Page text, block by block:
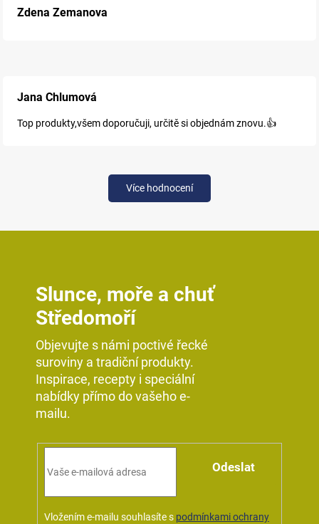
Zdena Zemanova
Jana Chlumová
Top produkty,všem doporučuji, určitě si objednám znovu.👍
Více hodnocení
Slunce, moře a chuť
Středomoří
Objevujte s námi poctivé řecké
suroviny a tradiční produkty.
Inspirace, recepty i speciální
nabídky přímo do vašeho e-
mailu.
Vložením e-mailu souhlasíte s podmínkami ochrany
Odeslat